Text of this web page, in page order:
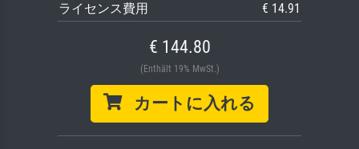
ライセンス費用
€ 14.91
€ 144.80
(Enthält 19% MwSt.)
カートに入れる